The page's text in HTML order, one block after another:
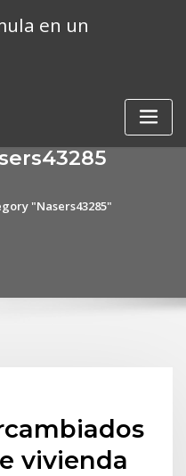
en un
"Nasers43285"
vivienda